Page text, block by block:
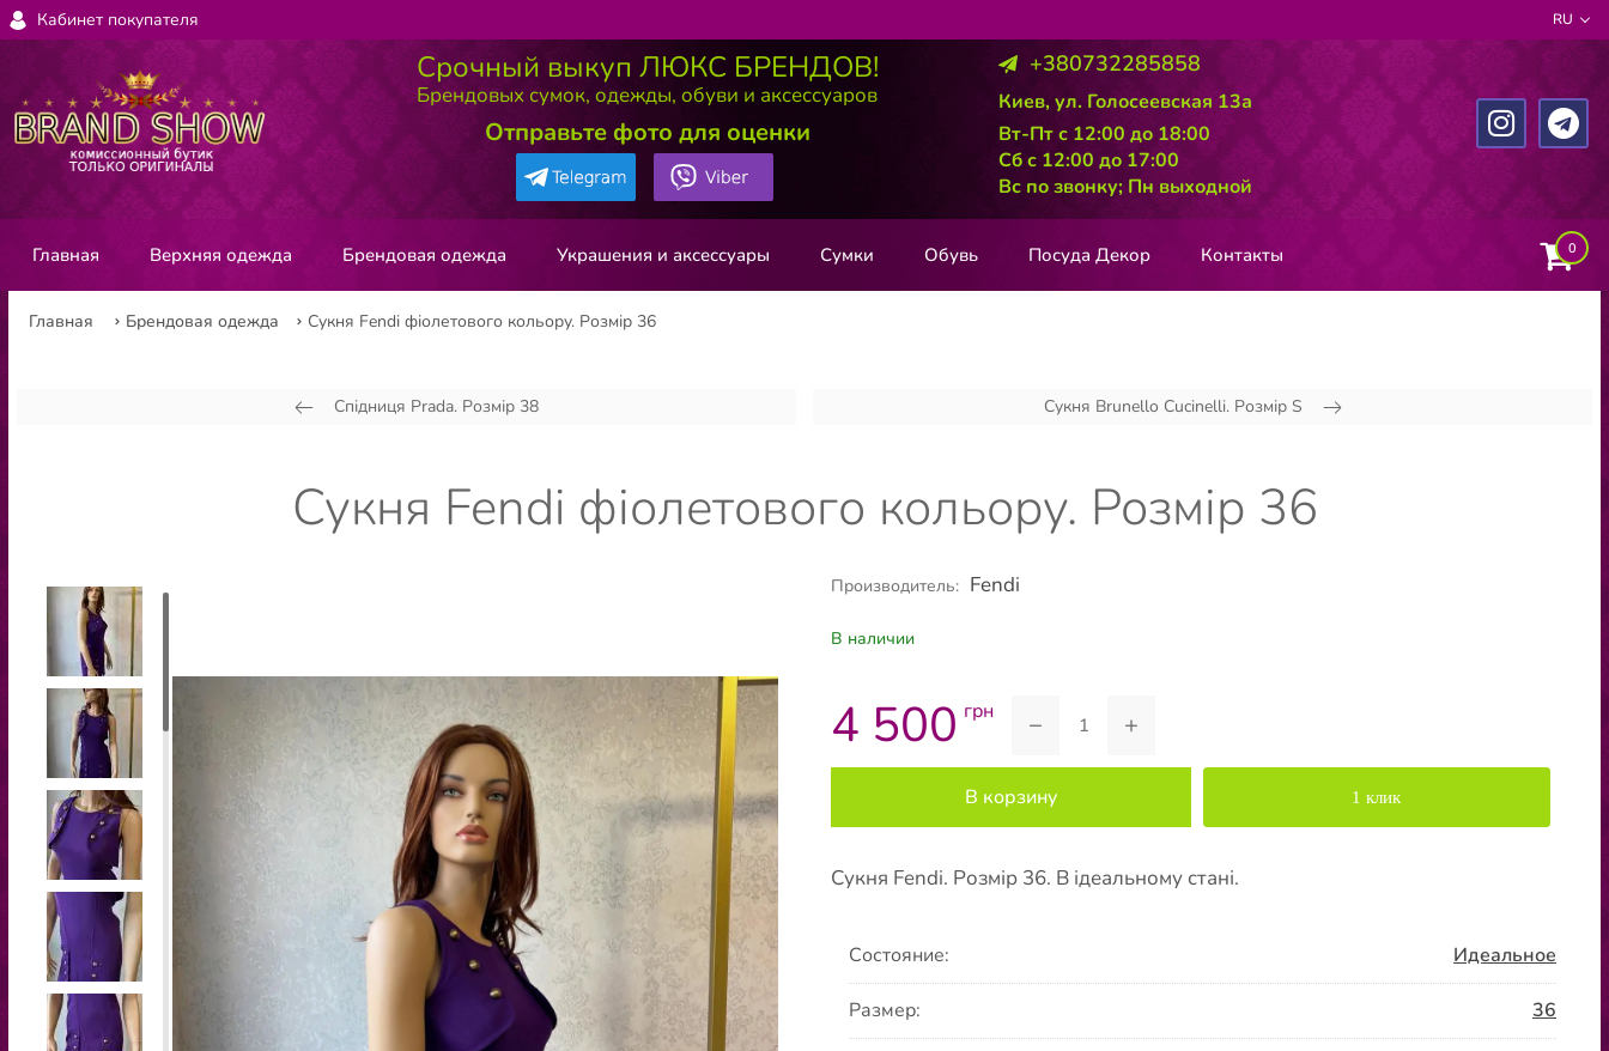
Кабинет покупателя RU
Срочный выкуп ЛЮКС БРЕНДОВ!
Брендовых сумок, одежды, обуви и аксессуаров
Отправьте фото для оценки
+380732285858
Киев, ул. Голосеевская 13а
Вт-Пт с 12:00 до 18:00
Сб с 12:00 до 17:00
Вс по звонку; Пн выходной
Главная Верхняя одежда Брендовая одежда Украшения и аксессуары Сумки Обувь Посуда Декор Контакты 0
Главная Брендовая одежда Сукня Fendi фіолетового кольору. Розмір 36
Спідниця Prada. Розмір 38 Сукня Brunello Cucinelli. Розмір S
Сукня Fendi фіолетового кольору. Розмір 36
Производитель: Fendi
В наличии
4 500 грн − +
В корзину 1 клик
Сукня Fendi. Розмір 36. В ідеальному стані.
Состояние: Идеальное
Размер: 36